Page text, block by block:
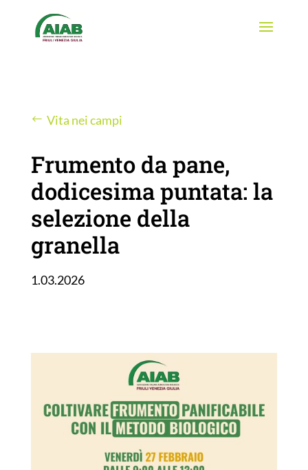
Vita nei campi
Frumento da pane,
dodicesima puntata: la
selezione della
granella
1.03.2026